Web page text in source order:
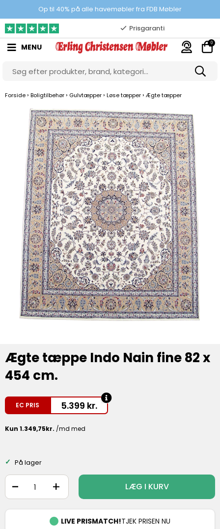
Op til 40% på alle havemøbler fra FDB Møbler
100% danskejet webshop
Prisgaranti
10.000 m2 showroom
Gratis & gode parkeringsforhold
MENU 0
Forside › Boligtilbehør › Gulvtæpper › Løse tæpper › Ægte tæpper
Ægte tæppe Indo Nain fine 82 x
454 cm.
EC PRIS 5.399 kr.
På lager
+
- LÆG I KURV
LIVE PRISMATCH!TJEK PRISEN NU